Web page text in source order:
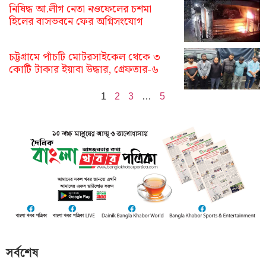
নিষিদ্ধ আ.লীগ নেতা নওফেলের চশমা
হিলের বাসভবনে ফের অগ্নিসংযোগ
চট্টগ্রামে পাঁচটি মোটরসাইকেল থেকে ৩
কোটি টাকার ইয়াবা উদ্ধার, গ্রেফতার-৬
1 2 3 … 5
সর্বশেষ